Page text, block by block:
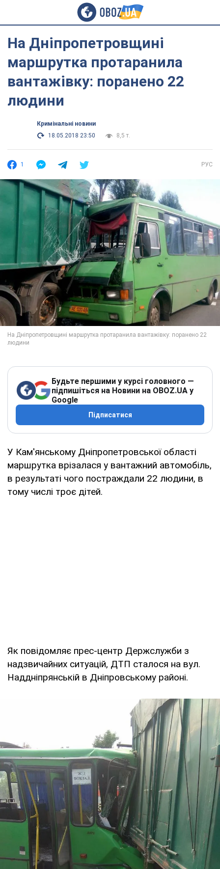
На Дніпропетровщині
маршрутка протаранила
вантажівку: поранено 22
людини
Кримінальні новини
18.05.2018 23:50
8,5 т.
1 РУС
Будьте першими у курсі головного —
підпишіться на Новини на OBOZ.UA у
Google
Підписатися
У Кам'янському Дніпропетровської області
маршрутка врізалася у вантажний автомобіль,
в результаті чого постраждали 22 людини, в
тому числі троє дітей.
Як повідомляє прес-центр Держслужби з
надзвичайних ситуацій, ДТП сталося на вул.
Наддніпрянській в Дніпровському районі.